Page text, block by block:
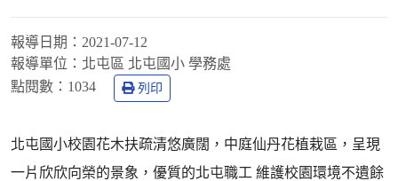
報導日期： 2021-07-12
報導單位： 北屯區 北屯國小 學務處
點閱數： 1034 列印
北屯國小校園花木扶疏清悠廣闊，中庭仙丹花植栽區，呈現
一片欣欣向榮的景象，優質的北屯職工 維護校園環境不遺餘